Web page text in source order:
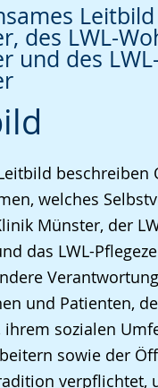
des LWL-
und des
beschreiben
welches
Münster, der
das LWL-
und Patienten,
ihrem sozialen
sowie der
verpflichtet,